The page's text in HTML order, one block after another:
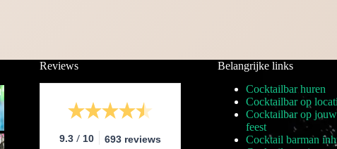
Reviews
9.3 / 10 693 reviews
Belangrijke links
Cocktailbar huren
Cocktailbar op
Cocktailbar op jouw
feest
Cocktail barman